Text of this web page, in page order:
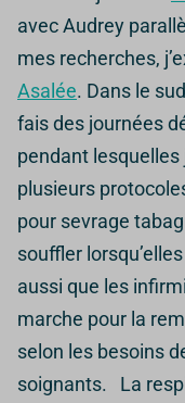
avec Audrey
mes recherches,
Asalée. Dans le
fais des journées
pendant lesquelles
plusieurs
pour sevrage
souffler
aussi que les
marche pour la
selon les besoins
soignants. La